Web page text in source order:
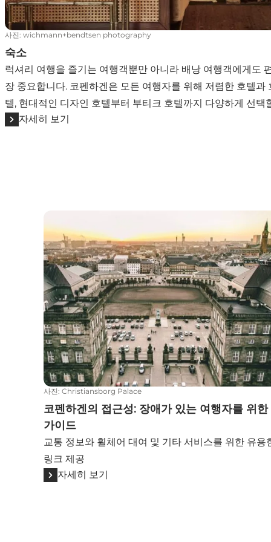
사진: wichmann+bendtsen photography
숙소
럭셔리 여행을 즐기는 여행객뿐만 아니라 배낭 여행객에게도
장 중요합니다. 코펜하겐은 모든 여행자를 위해 저렴한 호텔과
텔, 현대적인 디자인 호텔부터 부티크 호텔까지 다양하게 선택
자세히 보기
코펜하겐의 접근성: 장애가 있는 여행자를 위한 가이
사진: Christiansborg Palace
코펜하겐의 접근성: 장애가 있는 여행자를 위한
가이드
교통 정보와 휠체어 대여 및 기타 서비스를 위한 유용
링크 제공
자세히 보기